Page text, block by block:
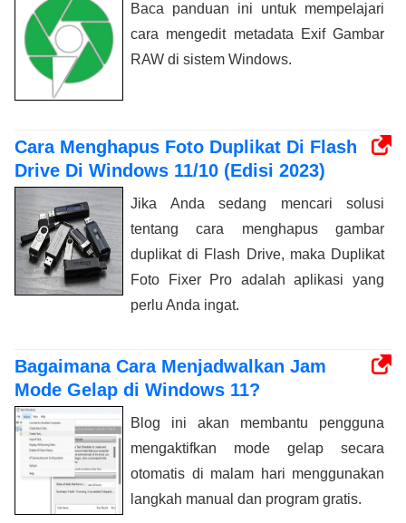
Baca panduan ini untuk mempelajari
cara mengedit metadata Exif Gambar
RAW di sistem Windows.
Cara Menghapus Foto Duplikat Di Flash
Drive Di Windows 11/10 (Edisi 2023)
Jika Anda sedang mencari solusi
tentang cara menghapus gambar
duplikat di Flash Drive, maka Duplikat
Foto Fixer Pro adalah aplikasi yang
perlu Anda ingat.
Bagaimana Cara Menjadwalkan Jam
Mode Gelap di Windows 11?
Blog ini akan membantu pengguna
mengaktifkan mode gelap secara
otomatis di malam hari menggunakan
langkah manual dan program gratis.